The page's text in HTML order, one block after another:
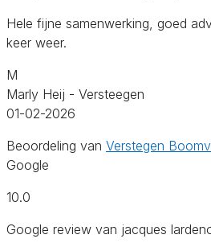
Hele fijne samenwerking, goed
keer weer.
M
Marly Heij - Versteegen
01-02-2026
Beoordeling van Verstegen
Google
10.0
Google review van jacques